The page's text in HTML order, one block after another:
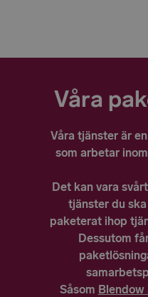
Våra
Våra tjänster är
som arbetar
Det kan vara
tjänster du
paketerat ihop
Dessutom
Såsom Blendow